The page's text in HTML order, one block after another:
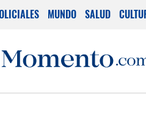
MUNDO SALUD